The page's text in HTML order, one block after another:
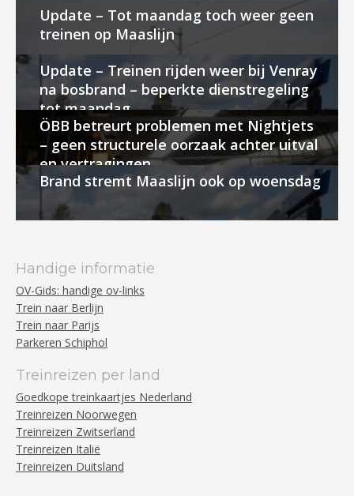
Update – Tot maandag toch weer geen
treinen op Maaslijn
Update – Treinen rijden weer bij Venray
na bosbrand – beperkte dienstregeling
tot maandag
ÖBB betreurt problemen met Nightjets
– geen structurele oorzaak achter uitval
en vertragingen
Brand stremt Maaslijn ook op woensdag
Handige informatie
OV-Gids: handige ov-links
Trein naar Berlijn
Trein naar Parijs
Parkeren Schiphol
Treinreizen per land
Goedkope treinkaartjes Nederland
Treinreizen Noorwegen
Treinreizen Zwitserland
Treinreizen Italië
Treinreizen Duitsland